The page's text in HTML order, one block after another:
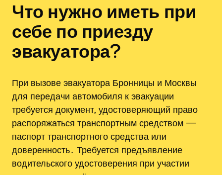
Что нужно иметь при
себе по приезду
эвакуатора?
При вызове эвакуатора Бронницы и Москвы
для передачи автомобиля к эвакуации
требуется документ‚ удостоверяющий право
распоряжаться транспортным средством —
паспорт транспортного средства или
доверенность․ Требуется предъявление
водительского удостоверения при участии